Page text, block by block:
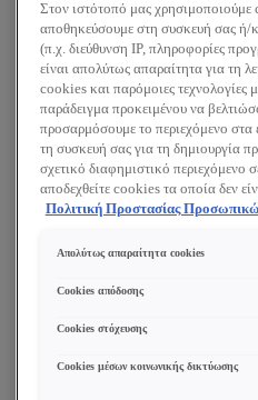
Αναζητώ:
Προϊόντα
Συμβουλές
Περιποίηση Προσώπου
Κρέμα ημέρας
Κρέμα νύχτας
Κρέμα ματιών
Ορός προσώπου
Μάσκα Προσώπου
Καθαρισμός Προσώπου
Τονωτική λοσιόν
Ντεμακιγιάζ
ΔΕΙΤΕ ΟΛΑ ΤΑ
Στον ιστότοπό μας χρησιμοποιούμε
αποθηκεύσουμε στη συσκευή σας ή/
(π.χ. διεύθυνση IP, πληροφορίες
είναι απολύτως απαραίτητα για τη
cookies και παρόμοιες
παράδειγμα προκειμένου να
προσαρμόσουμε το περιεχόμενο
τη συσκευή σας για τη δημιουργία
σχετικό διαφημιστικό περιεχόμενο
αποδεχθείτε cookies τα οποία δεν
(«Απόρριψη όλων») ή να ρυθμίσετε
επιλογές σας (επιλέγοντας το link
Πολιτική Προστασίας
Απολύτως απαραίτητα cookies
Cookies απόδοσης
Cookies στόχευσης
Cookies μέσων κοινωνικής δικτύωσης